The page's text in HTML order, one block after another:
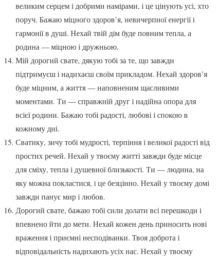
великим серцем і добрими намірами, і це цінують усі, хто
поруч. Бажаю міцного здоров’я, невичерпної енергії і
гармонії в душі. Нехай твій дім буде повним тепла, а
родина — міцною і дружньою.
Мій дорогий свате, дякую тобі за те, що завжди
підтримуєш і надихаєш своїм прикладом. Нехай здоров’я
буде міцним, а життя — наповненим щасливими
моментами. Ти — справжній друг і надійна опора для
всієї родини. Бажаю тобі радості, любові і спокою в
кожному дні.
Сватику, зичу тобі мудрості, терпіння і великої радості від
простих речей. Нехай у твоєму житті завжди буде місце
для сміху, тепла і душевної близькості. Ти — людина, на
яку можна покластися, і це безцінно. Нехай у твоєму домі
завжди панує мир і любов.
Дорогий свате, бажаю тобі сили долати всі перешкоди і
впевнено йти до мети. Нехай кожен день приносить нові
враження і приємні несподіванки. Твоя доброта і
відповідальність надихають усіх нас. Нехай у твоєму